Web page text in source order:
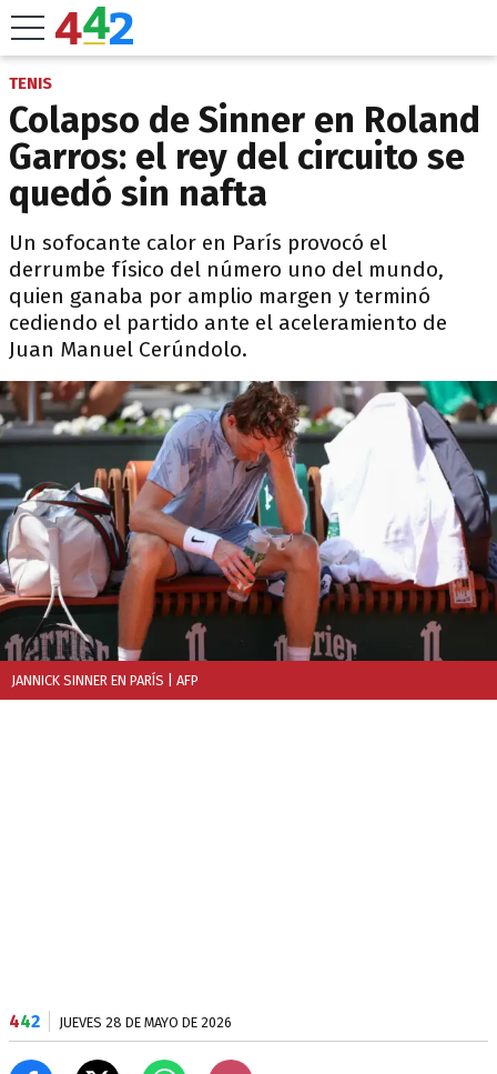
TENIS
Colapso de Sinner en Roland
Garros: el rey del circuito se
quedó sin nafta
Un sofocante calor en París provocó el
derrumbe físico del número uno del mundo,
quien ganaba por amplio margen y terminó
cediendo el partido ante el aceleramiento de
Juan Manuel Cerúndolo.
JANNICK SINNER EN PARÍS | AFP
442 JUEVES 28 DE MAYO DE 2026